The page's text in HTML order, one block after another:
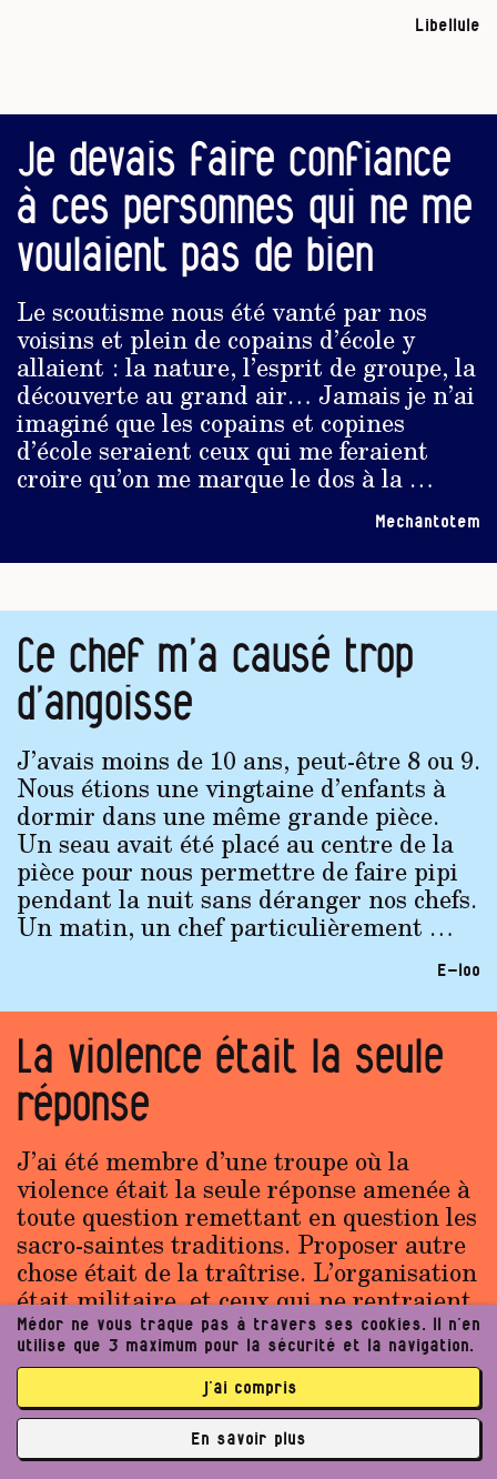
Libellule
Je devais faire confiance
à ces personnes qui ne me
voulaient pas de bien
Le scoutisme nous été vanté par nos
voisins et plein de copains d’école y
allaient : la nature, l’esprit de groupe, la
découverte au grand air… Jamais je n’ai
imaginé que les copains et copines
d’école seraient ceux qui me feraient
croire qu’on me marque le dos à la …
Mechantotem
Ce chef m’a causé trop
d’angoisse
J’avais moins de 10 ans, peut-être 8 ou 9.
Nous étions une vingtaine d’enfants à
dormir dans une même grande pièce.
Un seau avait été placé au centre de la
pièce pour nous permettre de faire pipi
pendant la nuit sans déranger nos chefs.
Un matin, un chef particulièrement …
E-loo
La violence était la seule
réponse
J’ai été membre d’une troupe où la
violence était la seule réponse amenée à
toute question remettant en question les
sacro-saintes traditions. Proposer autre
chose était de la traîtrise. L’organisation
était militaire, et ceux qui ne rentraient
pas dans le moule à force de brimades,
étaient poussés dehors. La …
Médor ne vous traque pas à travers ses cookies. Il n’en
utilise que 3 maximum pour la sécurité et la navigation.
j’ai compris
En savoir plus